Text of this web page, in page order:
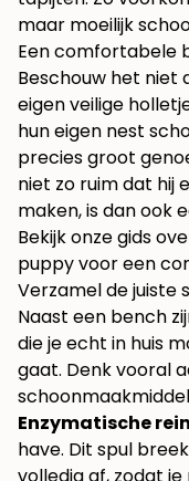
maar moeilijk
Een comfortabele
Beschouw het niet
eigen veilige
hun eigen nest
precies groot
niet zo ruim dat hij
maken, is dan ook
Bekijk onzegids
puppyvoor een
Verzamel de juiste
Naast een bench
die je echt in huis
gaat. Denk vooral
Enzymatische
have. Dit spul